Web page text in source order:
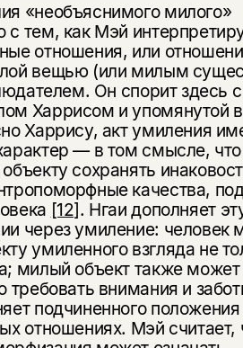
«необъяснимого милого»
с тем, как Мэй
отношения, или
вещью (или милым
Он спорит здесь с
Харрисом и упомянутой
Харрису, акт умиления
— в том смысле,
сохранять
качества,
[12]. Нгаи дополняет
через умиление: человек
умиленного взгляда не
милый объект также может
требовать внимания и
подчиненного положения
отношениях. Мэй считает,